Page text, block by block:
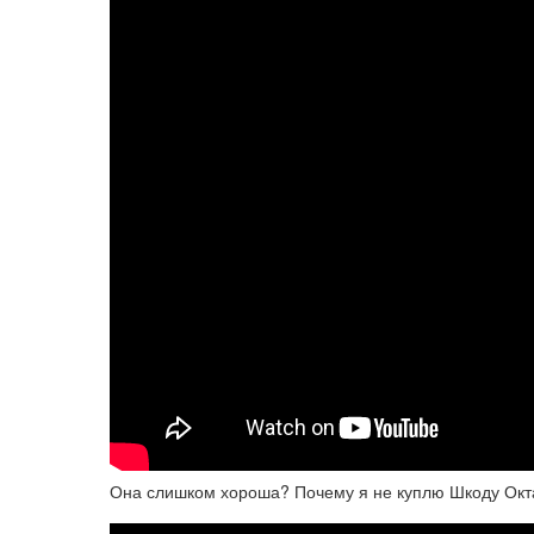
Она слишком хороша? Почему я не куплю Шкоду